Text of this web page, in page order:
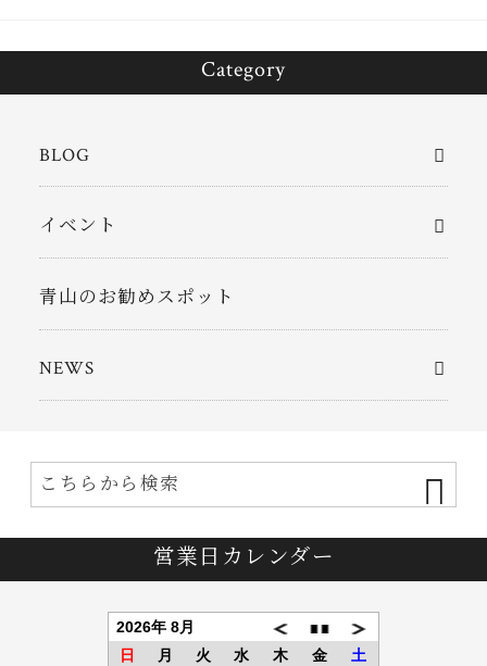
Category
BLOG
イベント
青山のお勧めスポット
NEWS
営業日カレンダー
2026年 8月
日
月 火 水 木 金
土